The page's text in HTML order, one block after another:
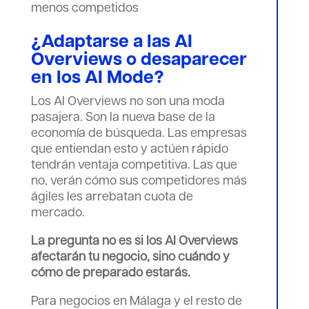
menos competidos
¿Adaptarse a las AI
Overviews o desaparecer
en los AI Mode?
Los AI Overviews no son una moda
pasajera. Son la nueva base de la
economía de búsqueda. Las empresas
que entiendan esto y actúen rápido
tendrán ventaja competitiva. Las que
no, verán cómo sus competidores más
ágiles les arrebatan cuota de
mercado.
La pregunta no es si los AI Overviews
afectarán tu negocio, sino cuándo y
cómo de preparado estarás.
Para negocios en Málaga y el resto de